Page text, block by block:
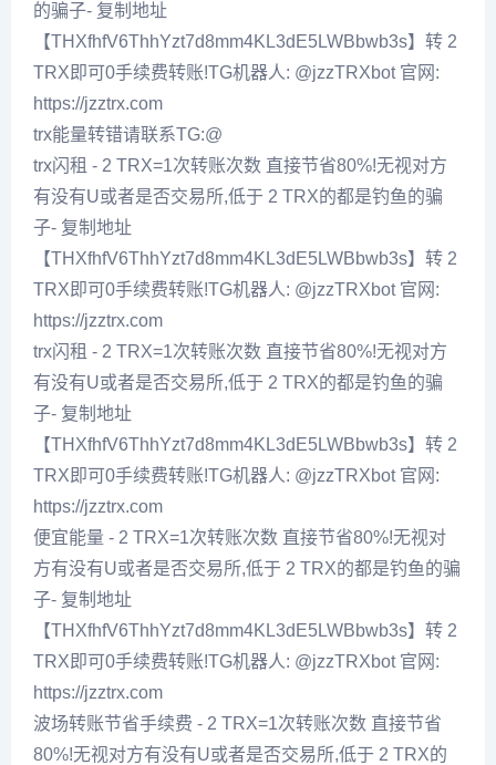
的骗子- 复制地址
【THXfhfV6ThhYzt7d8mm4KL3dE5LWBbwb3s】转 2
TRX即可0手续费转账!TG机器人: @jzzTRXbot 官网:
https://jzztrx.com
trx能量转错请联系TG:@
trx闪租 - 2 TRX=1次转账次数 直接节省80%!无视对方
有没有U或者是否交易所,低于 2 TRX的都是钓鱼的骗
子- 复制地址
【THXfhfV6ThhYzt7d8mm4KL3dE5LWBbwb3s】转 2
TRX即可0手续费转账!TG机器人: @jzzTRXbot 官网:
https://jzztrx.com
trx闪租 - 2 TRX=1次转账次数 直接节省80%!无视对方
有没有U或者是否交易所,低于 2 TRX的都是钓鱼的骗
子- 复制地址
【THXfhfV6ThhYzt7d8mm4KL3dE5LWBbwb3s】转 2
TRX即可0手续费转账!TG机器人: @jzzTRXbot 官网:
https://jzztrx.com
便宜能量 - 2 TRX=1次转账次数 直接节省80%!无视对
方有没有U或者是否交易所,低于 2 TRX的都是钓鱼的骗
子- 复制地址
【THXfhfV6ThhYzt7d8mm4KL3dE5LWBbwb3s】转 2
TRX即可0手续费转账!TG机器人: @jzzTRXbot 官网:
https://jzztrx.com
波场转账节省手续费 - 2 TRX=1次转账次数 直接节省
80%!无视对方有没有U或者是否交易所,低于 2 TRX的